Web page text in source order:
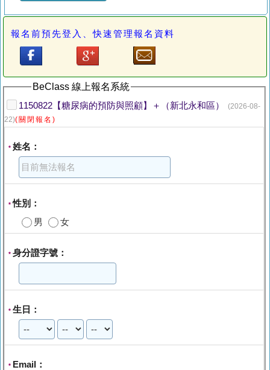
報名前預先登入、快速管理報名資料
BeClass 線上報名系統
1150822【糖尿病的預防與照顧】＋（新北永和區）
(2026-08-
22)(關閉報名)
* 姓名：
*性別：
男
女
* 身分證字號：
* 生日：
* Email：